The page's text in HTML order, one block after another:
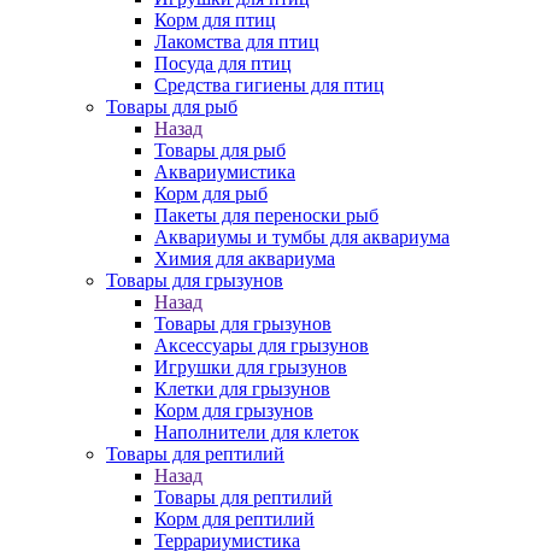
Корм для птиц
Лакомства для птиц
Посуда для птиц
Средства гигиены для птиц
Товары для рыб
Назад
Товары для рыб
Аквариумистика
Корм для рыб
Пакеты для переноски рыб
Аквариумы и тумбы для аквариума
Химия для аквариума
Товары для грызунов
Назад
Товары для грызунов
Аксессуары для грызунов
Игрушки для грызунов
Клетки для грызунов
Корм для грызунов
Наполнители для клеток
Товары для рептилий
Назад
Товары для рептилий
Корм для рептилий
Террариумистика